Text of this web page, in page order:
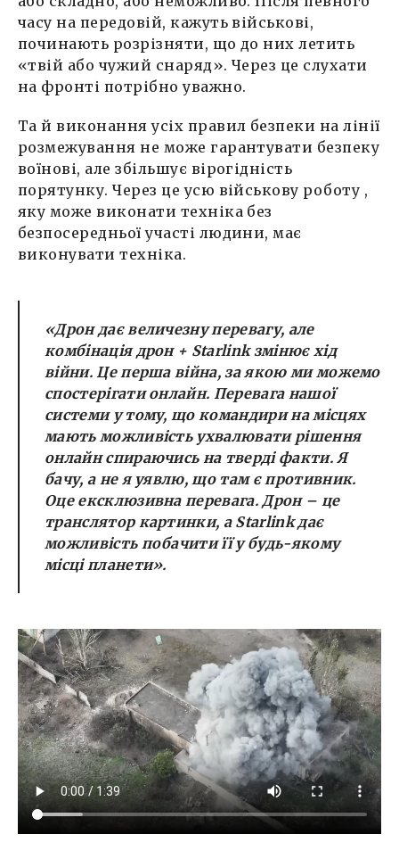
часу на передовій, кажуть військові,
починають розрізняти, що до них летить
«твій або чужий снаряд». Через це слухати
на фронті потрібно уважно.
Та й виконання усіх правил безпеки на лінії
розмежування не може гарантувати безпеку
воїнові, але збільшує вірогідність
порятунку. Через це усю військову роботу ,
яку може виконати техніка без
безпосередньої участі людини, має
виконувати техніка.
«Дрон дає величезну перевагу, але
комбінація дрон + Starlink змінює хід
війни. Це перша війна, за якою ми можемо
спостерігати онлайн. Перевага нашої
системи у тому, що командири на місцях
мають можливість ухвалювати рішення
онлайн спираючись на тверді факти. Я
бачу, а не я уявлю, що там є противник.
Оце ексклюзивна перевага. Дрон – це
транслятор картинки, а Starlink дає
можливість побачити її у будь-якому
місці планети».